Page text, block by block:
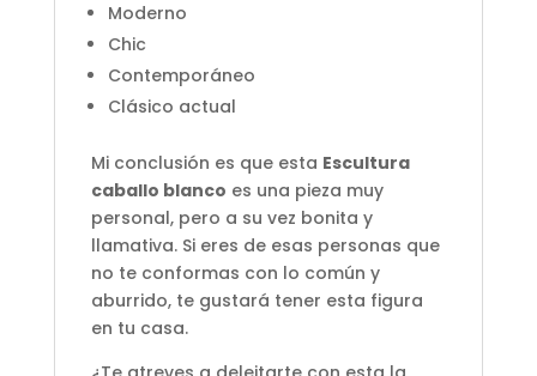
Moderno
Chic
Contemporáneo
Clásico actual
Mi conclusión es que esta Escultura
caballo blanco es una pieza muy
personal, pero a su vez bonita y
llamativa. Si eres de esas personas que
no te conformas con lo común y
aburrido, te gustará tener esta figura
en tu casa.